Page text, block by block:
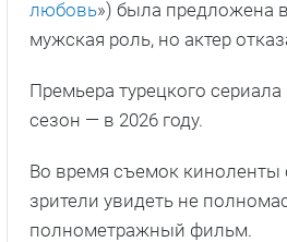
любовь») была предложена
мужская роль, но актер
Премьера турецкого сериала
сезон — в 2026 году.
Во время съемок киноленты
зрители увидеть не
полнометражный фильм.